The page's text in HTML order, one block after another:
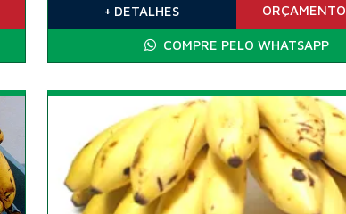
+ DETALHES ORÇAMENTO
COMPRE PELO WHATSAPP